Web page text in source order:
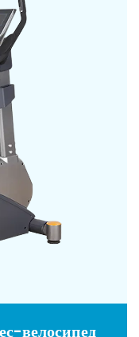
велосипед